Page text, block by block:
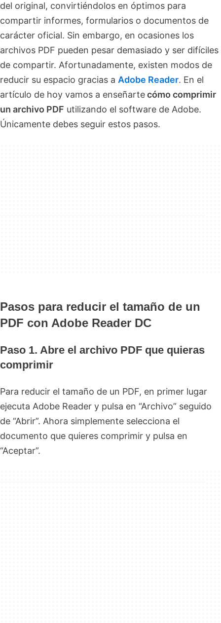
del original, convirtiéndolos en óptimos para
compartir informes, formularios o documentos de
carácter oficial. Sin embargo, en ocasiones los
archivos PDF pueden pesar demasiado y ser difíciles
de compartir. Afortunadamente, existen modos de
reducir su espacio gracias a Adobe Reader. En el
artículo de hoy vamos a enseñartecómo comprimir
un archivo PDF utilizando el software de Adobe.
Únicamente debes seguir estos pasos.
Pasos para reducir el tamaño de un
PDF con Adobe Reader DC
Paso 1. Abre el archivo PDF que quieras
comprimir
Para reducir el tamaño de un PDF, en primer lugar
ejecuta Adobe Reader y pulsa en “Archivo” seguido
de “Abrir”. Ahora simplemente selecciona el
documento que quieres comprimir y pulsa en
“Aceptar”.